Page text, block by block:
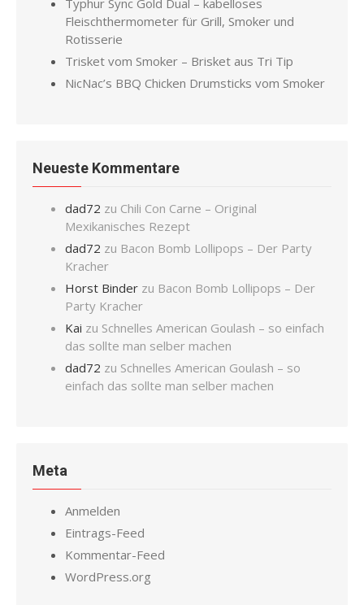
Typhur Sync Gold Dual – kabelloses
Fleischthermometer für Grill, Smoker und
Rotisserie
Trisket vom Smoker – Brisket aus Tri Tip
NicNac’s BBQ Chicken Drumsticks vom Smoker
Neueste Kommentare
dad72 zu Chili Con Carne – Original
Mexikanisches Rezept
dad72 zu Bacon Bomb Lollipops – Der Party
Kracher
Horst Binder zu Bacon Bomb Lollipops – Der
Party Kracher
Kai zu Schnelles American Goulash – so einfach
das sollte man selber machen
dad72 zu Schnelles American Goulash – so
einfach das sollte man selber machen
Meta
Anmelden
Eintrags-Feed
Kommentar-Feed
WordPress.org